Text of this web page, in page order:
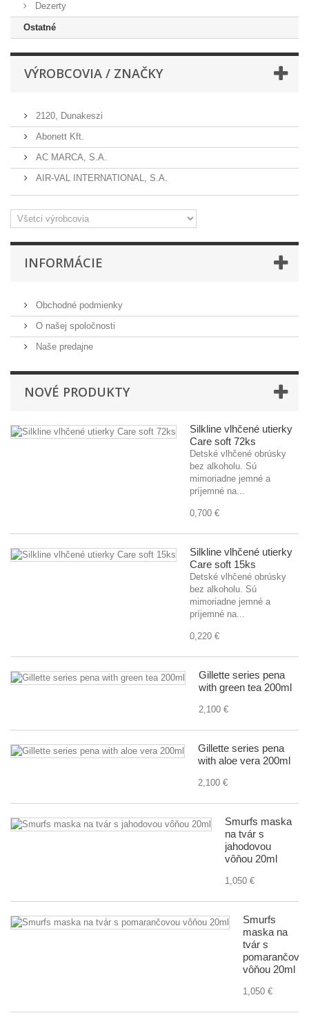
Dezerty
Ostatné
VÝROBCOVIA / ZNAČKY
2120, Dunakeszi
Abonett Kft.
AC MARCA, S.A.
AIR-VAL INTERNATIONAL, S.A.
INFORMÁCIE
Obchodné podmienky
O našej spoločnosti
Naše predajne
NOVÉ PRODUKTY
Silkline vlhčené utierky
Care soft 72ks
Detské vlhčené obrúsky
bez alkoholu. Sú
mimoriadne jemné a
príjemné na...
0,700 €
Silkline vlhčené utierky
Care soft 15ks
Detské vlhčené obrúsky
bez alkoholu. Sú
mimoriadne jemné a
príjemné na...
0,220 €
Gillette series pena
with green tea 200ml
2,100 €
Gillette series pena
with aloe vera 200ml
2,100 €
Smurfs maska
na tvár s
jahodovou
vôňou 20ml
1,050 €
Smurfs
maska na
tvár s
vôňou 20ml
1,050 €